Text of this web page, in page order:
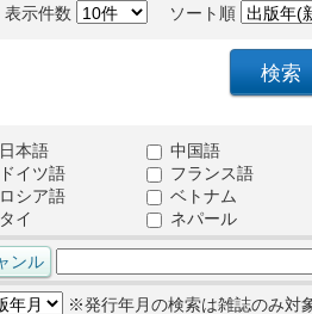
表示件数 ソート順
日本語
中国語
ドイツ語
フランス語
ロシア語
ベトナム
タイ
ネパール
※発行年月の検索は雑誌のみ対